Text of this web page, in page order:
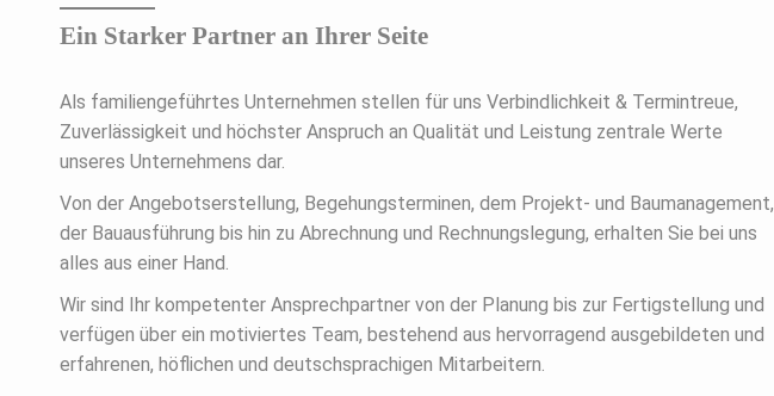
Ein Starker Partner an Ihrer Seite
Als familiengeführtes Unternehmen stellen für uns Verbindlichkeit & Termintreue,
Zuverlässigkeit und höchster Anspruch an Qualität und Leistung zentrale Werte
unseres Unternehmens dar.
Von der Angebotserstellung, Begehungsterminen, dem Projekt- und Baumanagement,
der Bauausführung bis hin zu Abrechnung und Rechnungslegung, erhalten Sie bei uns
alles aus einer Hand.
Wir sind Ihr kompetenter Ansprechpartner von der Planung bis zur Fertigstellung und
verfügen über ein motiviertes Team, bestehend aus hervorragend ausgebildeten und
erfahrenen, höflichen und deutschsprachigen Mitarbeitern.